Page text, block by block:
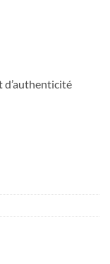
d’authenticité